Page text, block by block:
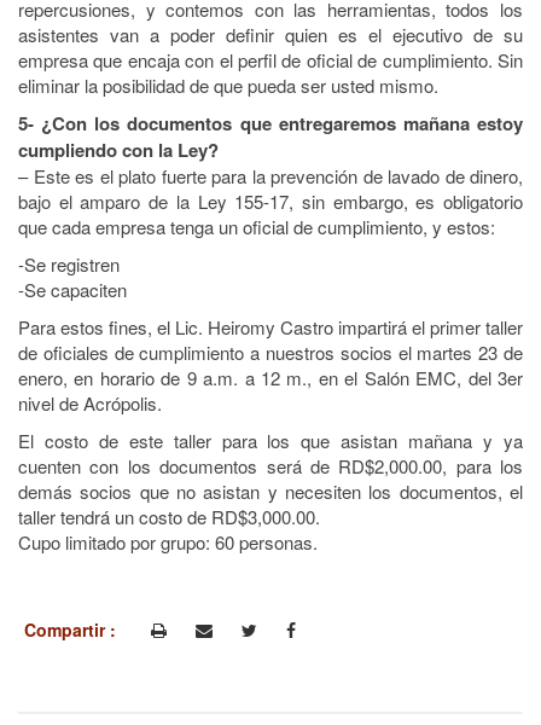
repercusiones, y contemos con las herramientas, todos los
asistentes van a poder definir quien es el ejecutivo de su
empresa que encaja con el perfil de oficial de cumplimiento. Sin
eliminar la posibilidad de que pueda ser usted mismo.
5- ¿Con los documentos que entregaremos mañana estoy
cumpliendo con la Ley?
– Este es el plato fuerte para la prevención de lavado de dinero,
bajo el amparo de la Ley 155-17, sin embargo, es obligatorio
que cada empresa tenga un oficial de cumplimiento, y estos:
-Se registren
-Se capaciten
Para estos fines, el Lic. Heiromy Castro impartirá el primer taller
de oficiales de cumplimiento a nuestros socios el martes 23 de
enero, en horario de 9 a.m. a 12 m., en el Salón EMC, del 3er
nivel de Acrópolis.
El costo de este taller para los que asistan mañana y ya
cuenten con los documentos será de RD$2,000.00, para los
demás socios que no asistan y necesiten los documentos, el
taller tendrá un costo de RD$3,000.00.
Cupo limitado por grupo: 60 personas.
Compartir :